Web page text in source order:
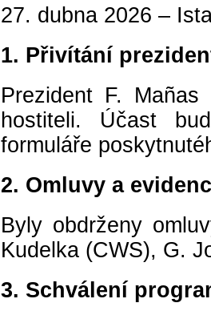
27. dubna 2026 –
1. Přivítání
Prezident F.
hostiteli. Účast
formuláře
2. Omluvy a
Byly obdrženy
Kudelka (CWS), G.
3. Schválení